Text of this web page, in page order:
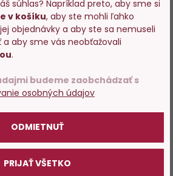
súhlas? Napríklad preto, aby sme si
v košíku, aby ste mohli ľahko
objednávky a aby ste sa nemuseli
a aby sme vás neobťažovali
.
budeme zaobchádzať s
osobných údajov
ODMIETNUŤ
PRIJAŤ VŠETKO
na stránky s
alkoholu. Prosím
že Vám už bolo 18